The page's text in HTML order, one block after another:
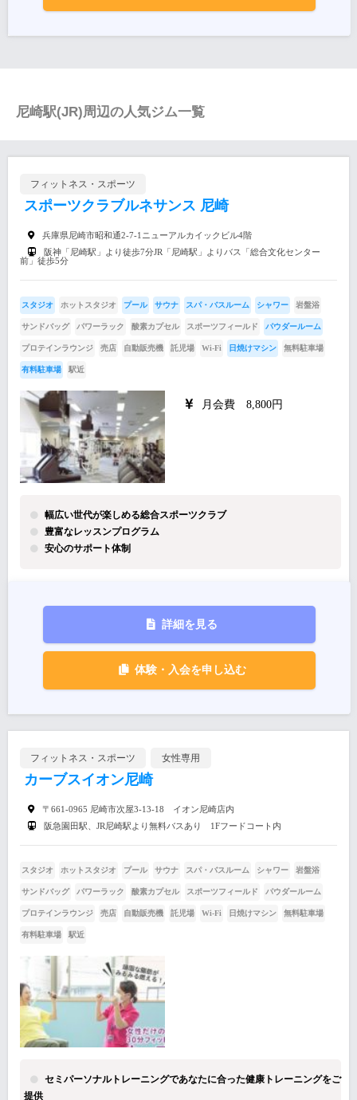
尼崎駅(JR)周辺の人気ジム一覧
フィットネス・スポーツ
スポーツクラブルネサンス 尼崎
兵庫県尼崎市昭和通2-7-1ニューアルカイックビル4階
阪神「尼崎駅」より徒歩7分JR「尼崎駅」よりバス「総合文化センター
前」徒歩5分
スタジオ ホットスタジオ プール サウナ スパ・バスルーム シャワー 岩盤浴
サンドバッグ パワーラック 酸素カプセル スポーツフィールド パウダールーム
プロテインラウンジ 売店 自動販売機 託児場 Wi-Fi 日焼けマシン 無料駐車場
有料駐車場 駅近
月会費 8,800円
幅広い世代が楽しめる総合スポーツクラブ
豊富なレッスンプログラム
安心のサポート体制
詳細を見る
体験・入会を申し込む
フィットネス・スポーツ 女性専用
カーブスイオン尼崎
〒661-0965 尼崎市次屋3-13-18 イオン尼崎店内
阪急園田駅、JR尼崎駅より無料バスあり 1Fフードコート内
スタジオ ホットスタジオ プール サウナ スパ・バスルーム シャワー 岩盤浴
サンドバッグ パワーラック 酸素カプセル スポーツフィールド パウダールーム
プロテインラウンジ 売店 自動販売機 託児場 Wi-Fi 日焼けマシン 無料駐車場
有料駐車場 駅近
セミパーソナルトレーニングであなたに合った健康トレーニングをご
提供